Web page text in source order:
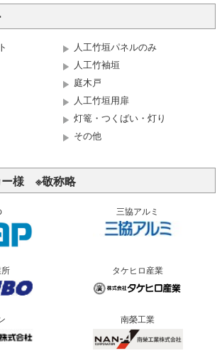
人工竹垣パネルのみ
人工竹袖垣
庭木戸
人工竹垣用扉
灯篭・つくばい・灯り
その他
ー様 ※敬称略
三協アルミ
タケヒロ産業
南榮工業